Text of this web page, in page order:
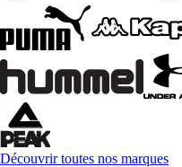
Découvrir toutes nos marques